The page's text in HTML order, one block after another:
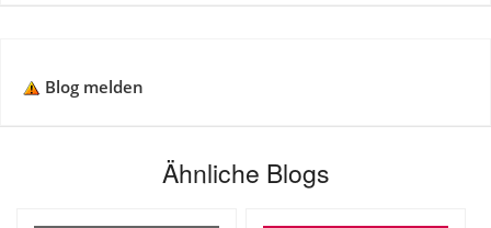
Blog melden
Ähnliche Blogs